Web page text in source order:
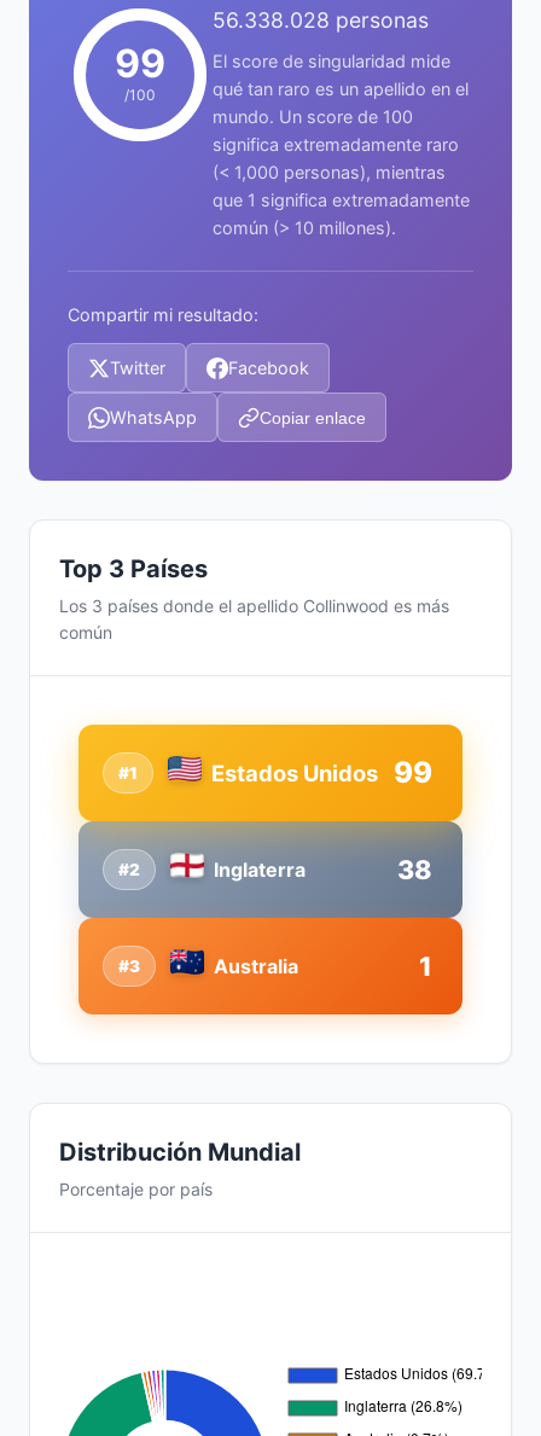
99
/100
56.338.028 personas
El score de singularidad mide
qué tan raro es un apellido en el
mundo. Un score de 100
significa extremadamente raro
(< 1,000 personas), mientras
que 1 significa extremadamente
común (> 10 millones).
Compartir mi resultado:
Twitter Facebook
WhatsApp Copiar enlace
Top 3 Países
Los 3 países donde el apellido Collinwood es más
común
#2 Inglaterra 38
#1 Estados Unidos 99
#3 Australia 1
Distribución Mundial
Porcentaje por país